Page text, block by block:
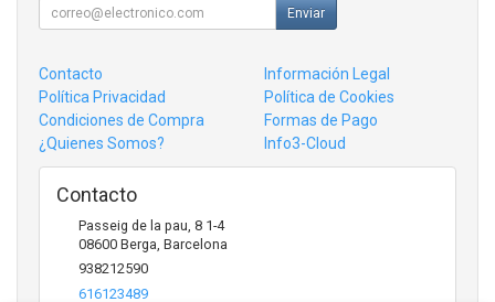
Enviar
Contacto
Información Legal
Política Privacidad
Política de Cookies
Condiciones de Compra
Formas de Pago
¿Quienes Somos?
Info3-Cloud
Contacto
Passeig de la pau, 8 1-4
08600 Berga Barcelona
938212590
616123489